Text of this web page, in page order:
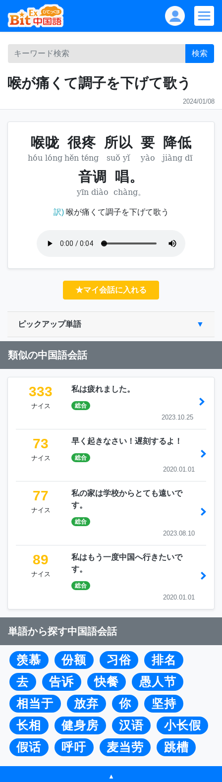
検索
喉が痛くて調子を下げて歌う
2024/01/08
喉咙 很疼 所以 要 降低
hóu lóng hěn téng suǒ yǐ yào jiàng dī
音调 唱。
yīn diào chàng。
訳)喉が痛くて調子を下げて歌う
★マイ会話に入れる
ピックアップ単語
類似の中国語会話
333
ナイス
私は疲れました。
総合
2023.10.25
73
ナイス
早く起きなさい！遅刻するよ！
総合
2020.01.01
77
ナイス
私の家は学校からとても遠いで
す。
総合
2023.08.10
89
ナイス
私はもう一度中国へ行きたいで
す。
総合
2020.01.01
単語から探す中国語会話
羡慕 份额 习俗
排名
去
告诉 快餐
愚人节
相当于
放弃 你
坚持
长相
健身房 汉语
小长假
假话
呼吁 麦当劳 跳槽
▲